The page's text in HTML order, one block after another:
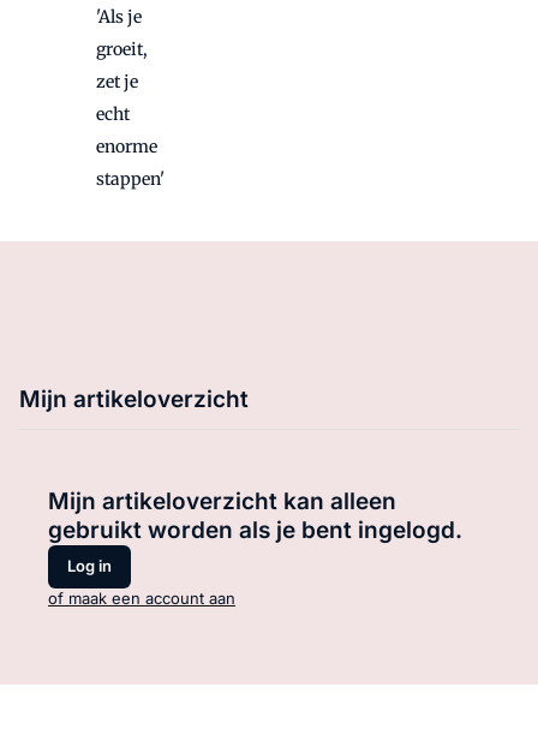
'Als je
groeit,
zet je
echt
enorme
stappen'
Mijn artikeloverzicht
Mijn artikeloverzicht kan alleen
gebruikt worden als je bent ingelogd.
Log in
of maak een account aan